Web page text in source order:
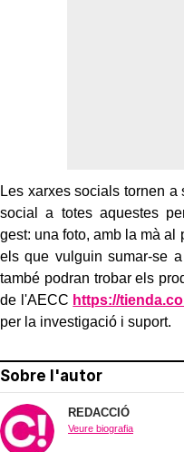
Les xarxes socials tornen a
social a totes aquestes
gest: una foto, amb la mà al
els que vulguin sumar-se
també podran trobar els
de l'AECC https://
per la investigació i suport.
Sobre l'autor
REDACCIÓ
Veure biografia